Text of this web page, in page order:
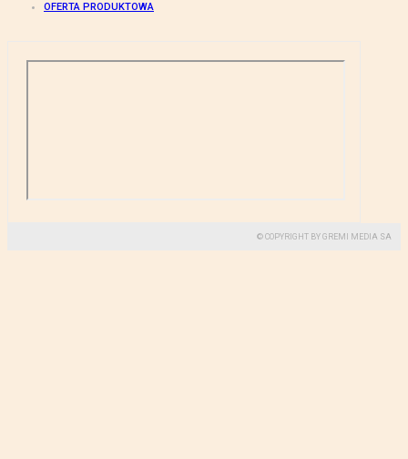
OFERTA PRODUKTOWA
© COPYRIGHT BY GREMI MEDIA SA